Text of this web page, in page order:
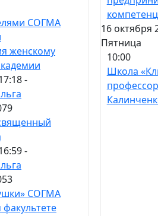
СОГМА
женскому
-
-
СОГМА
16 октября
Пятница
10:00
Школа